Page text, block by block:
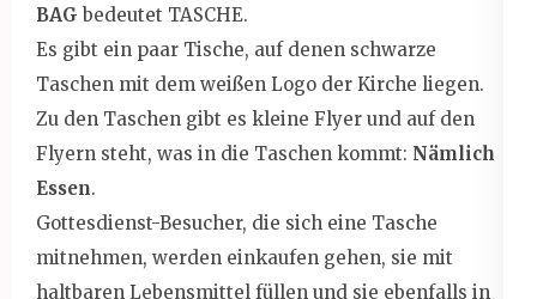
BAG bedeutet TASCHE.
Es gibt ein paar Tische, auf denen schwarze
Taschen mit dem weißen Logo der Kirche liegen.
Zu den Taschen gibt es kleine Flyer und auf den
Flyern steht, was in die Taschen kommt: Nämlich
Essen.
Gottesdienst-Besucher, die sich eine Tasche
mitnehmen, werden einkaufen gehen, sie mit
haltbaren Lebensmittel füllen und sie ebenfalls in